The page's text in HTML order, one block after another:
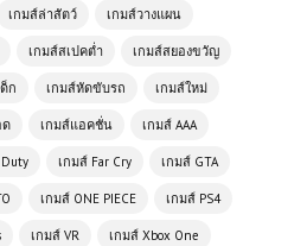
เกมส์ล่าสัตว์ เกมส์วางแผน
เกมส์สเปคต่ำ เกมส์สยองขวัญ
ก เกมส์หัดขับรถ เกมส์ใหม่
ด เกมส์แอคชั่น เกมส์ AAA
เกมส์ Far Cry เกมส์ GTA
เกมส์ ONE PIECE เกมส์ PS4
เกมส์ VR เกมส์ Xbox One
Classic
อนไลน์สุดคลาสสิก